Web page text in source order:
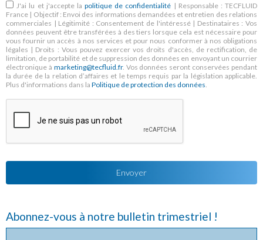
RGPD *
J'ai lu et j'accepte lapolitique de confidentialité | Responsable : TECFLUID
France | Objectif : Envoi des informations demandées et entretien des relations
commerciales | Légitimité : Consentement de l'intéressé | Destinataires : Vos
données peuvent être transférées à des tiers lorsque cela est nécessaire pour
vous fournir un accès à nos services et pour nous conformer à nos obligations
légales | Droits : Vous pouvez exercer vos droits d'accès, de rectification, de
limitation, de portabilité et de suppression des données en envoyant un courrier
électronique à marketing@tecfluid.fr. Vos données seront conservées pendant
la durée de la relation d’affaires et le temps requis par la législation applicable.
Plus d'informations dans la Politique de protection des données.
Abonnez-vous à notre bulletin trimestriel !